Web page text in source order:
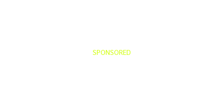
SPONSORED